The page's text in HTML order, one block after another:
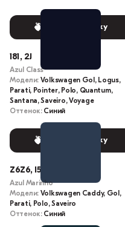
Выбрать краску
181, 2J
Azul Class
Модели: Volkswagen Gol, Logus,
Parati, Pointer, Polo, Quantum,
Santana, Saveiro, Voyage
Оттенок: Синий
Выбрать краску
Z6Z6, I5L, LI5L
Azul Marinho
Модели: Volkswagen Caddy, Gol,
Parati, Polo, Saveiro
Оттенок: Синий